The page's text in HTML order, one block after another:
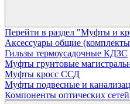
Перейти в раздел "Муфты и
Аксессуары общие
Гильзы термоусадочные КДЗС
Муфты грунтовые
Муфты кросс ССД
Муфты подвесные и
Компоненты оптических сетей